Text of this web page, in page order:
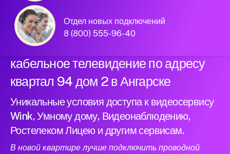
Отдел новых подключений
8 (800) 555-96-40
партнер Ростелеком
Подключили новый интернет и
кабельное телевидение по адресу
квартал 94 дом 2 в Ангарске
Уникальные условия доступа к видеосервису
Wink, Умному дому, Видеонаблюдению,
Ростелеком Лицею и другим сервисам.
В новой квартире лучше подключить проводной